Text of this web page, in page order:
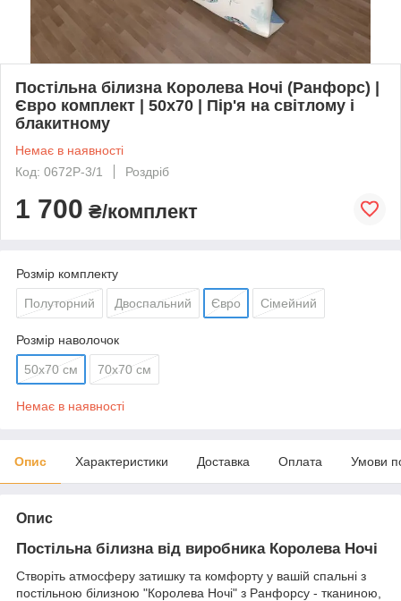
Постільна білизна Королева Ночі (Ранфорс) |
Євро комплект | 50х70 | Пір'я на світлому і
блакитному
Немає в наявності
Код: 0672Р-3/1
Роздріб
1 700 ₴/комплект
Розмір комплекту
Полуторний Двоспальний Євро Сімейний
Розмір наволочок
50х70 см 70х70 см
Немає в наявності
Опис Характеристики Доставка Оплата Умови
Опис
Постільна білизна від виробника Королева Ночі
Створіть атмосферу затишку та комфорту у вашій спальні з
постільною білизною "Королева Ночі" з Ранфорсу - тканиною,